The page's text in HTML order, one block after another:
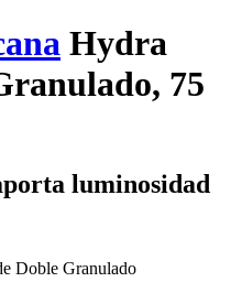
Hydra
75
luminosidad
Doble Granulado